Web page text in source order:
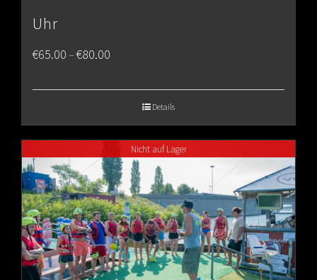
Uhr
€65.00–€80.00
€80.00
Details
Nicht auf Lager